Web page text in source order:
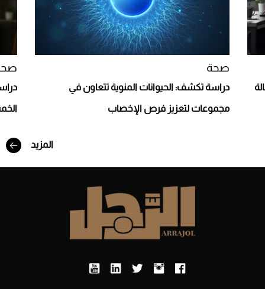
Aston Martin Valiant: على هوى الأبطال
صحة
دراسة تكشف: الحيوانات المنوية تتعاون في
مجموعات لتعزيز فرص الإخصاب
المزيد